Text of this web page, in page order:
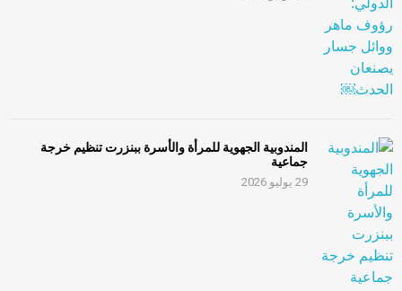
المندوبية الجهوية للمرأة والأسرة ببنزرت تنظيم خرجة
جماعية
29 يوليو 2026